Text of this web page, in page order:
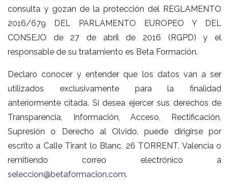
consulta y gozan de la protección del REGLAMENTO
2016/679 DEL PARLAMENTO EUROPEO Y DEL
CONSEJO de 27 de abril de 2016 (RGPD) y el
responsable de su tratamiento es Beta Formación.
Declaro conocer y entender que los datos van a ser
utilizados exclusivamente para la finalidad
anteriormente citada. Si desea ejercer sus derechos de
Transparencia, Información, Acceso, Rectificación,
Supresión o Derecho al Olvido, puede dirigirse por
escrito a Calle Tirant lo Blanc, 26 TORRENT, Valencia o
remitiendo correo electrónico a
seleccion@betaformacion.com.